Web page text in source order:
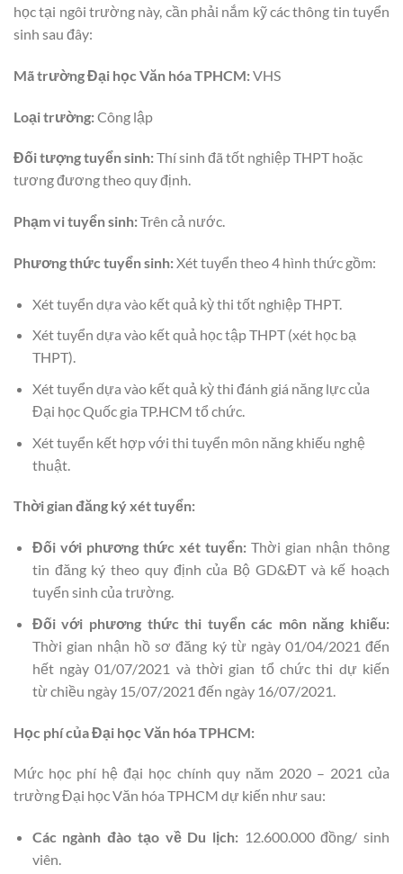
học tại ngôi trường này, cần phải nắm kỹ các thông tin tuyển
sinh sau đây:
Mã trường Đại học Văn hóa TPHCM:VHS
Loại trường:Công lập
Đối tượng tuyển sinh:Thí sinh đã tốt nghiệp THPT hoặc
tương đương theo quy định.
Phạm vi tuyển sinh:Trên cả nước.
Phương thức tuyển sinh:Xét tuyển theo 4 hình thức gồm:
Xét tuyển dựa vào kết quả kỳ thi tốt nghiệp THPT.
Xét tuyển dựa vào kết quả học tập THPT (xét học bạ
THPT).
Xét tuyển dựa vào kết quả kỳ thi đánh giá năng lực của
Đại học Quốc gia TP.HCM tổ chức.
Xét tuyển kết hợp với thi tuyển môn năng khiếu nghệ
thuật.
Thời gian đăng ký xét tuyển:
Đối với phương thức xét tuyển:Thời gian nhận thông
tin đăng ký theo quy định của Bộ GD&ĐT và kế hoạch
tuyển sinh của trường.
Đối với phương thức thi tuyển các môn năng khiếu:
Thời gian nhận hồ sơ đăng ký từ ngày 01/04/2021 đến
hết ngày 01/07/2021 và thời gian tổ chức thi dự kiến
từ chiều ngày 15/07/2021 đến ngày 16/07/2021.
Học phí của Đại học Văn hóa TPHCM:
Mức học phí hệ đại học chính quy năm 2020 – 2021 của
trường Đại học Văn hóa TPHCM dự kiến như sau:
Các ngành đào tạo về Du lịch:12.600.000 đồng/ sinh
viên.